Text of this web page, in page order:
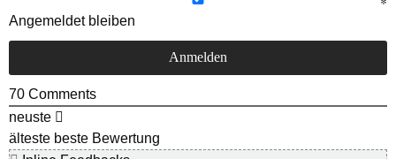
Angemeldet bleiben
70 Comments
neuste
älteste beste Bewertung